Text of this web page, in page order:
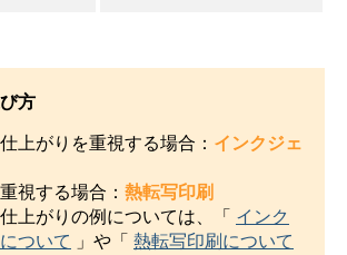
方
上がりを重視する場合： インクジェ
視する場合： 熱転写印刷
上がりの例については、「 インク
ついて
」や「 熱転写印刷について